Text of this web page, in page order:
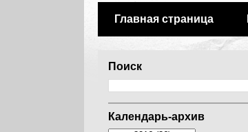
Главная страница
Поиск
Календарь-архив